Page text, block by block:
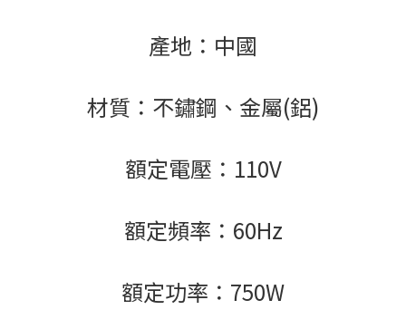
產地：中國
材質：不鏽鋼、金屬(鋁)
額定電壓：110V
額定頻率：60Hz
額定功率：750W